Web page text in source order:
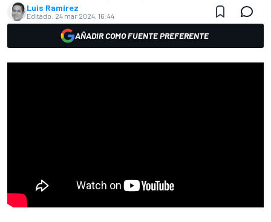
Luis Ramírez
Editado: 24 mar 2024, 16:44
AÑADIR COMO FUENTE PREFERENTE